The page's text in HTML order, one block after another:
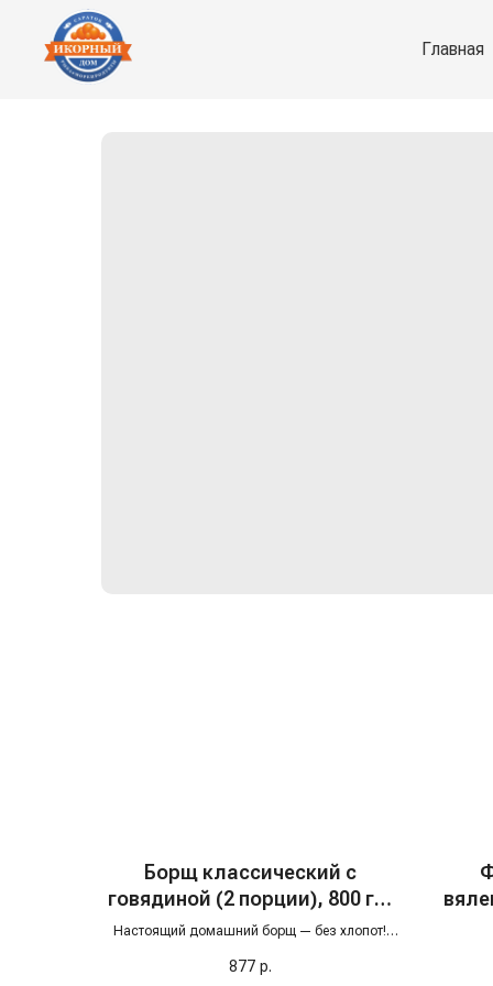
Главная
Борщ классический с
говядиной (2 порции), 800 гр,
с/м
Настоящий домашний борщ — без хлопот!
поставьте на медленный огонь и дождитесь,
877 р.